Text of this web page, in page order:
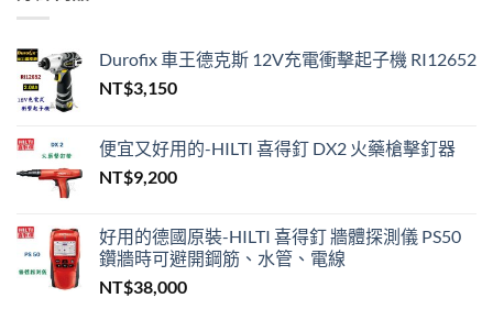
到
NT$650
Durofix 車王德克斯 12V充電衝擊起子機 RI12652
NT$3,150
便宜又好用的-HILTI 喜得釘 DX2 火藥槍擊釘器
NT$9,200
好用的德國原裝-HILTI 喜得釘 牆體探測儀 PS50
鑽牆時可避開鋼筋、水管、電線
NT$38,000